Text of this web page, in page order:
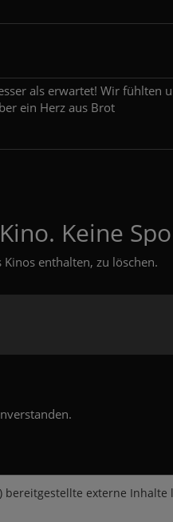
als erwartet! Wir fühlten
ein Herz aus Brot
Keine
enthalten, zu löschen.
bereitgestellte externe Inhalte